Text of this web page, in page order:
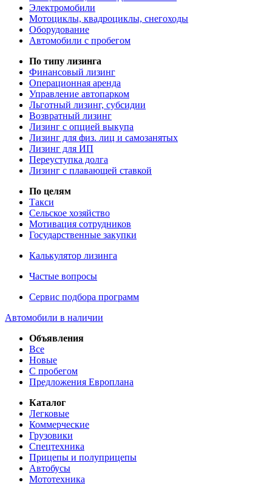
Электромобили
Мотоциклы, квадроциклы, снегоходы
Оборудование
Автомобили с пробегом
По типу лизинга
Финансовый лизинг
Операционная аренда
Управление автопарком
Льготный лизинг, субсидии
Возвратный лизинг
Лизинг с опцией выкупа
Лизинг для физ. лиц и самозанятых
Лизинг для ИП
Переуступка долга
Лизинг с плавающей ставкой
По целям
Такси
Сельское хозяйство
Мотивация сотрудников
Государственные закупки
Калькулятор лизинга
Частые вопросы
Сервис подбора программ
Автомобили в наличии
Объявления
Все
Новые
С пробегом
Предложения Европлана
Каталог
Легковые
Коммерческие
Грузовики
Спецтехника
Прицепы и полуприцепы
Автобусы
Мототехника